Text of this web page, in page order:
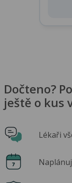
Dočteno?
ještě o kus
Lékaři